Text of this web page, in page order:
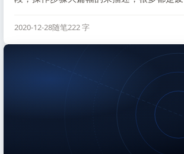
品经理”。
2020-12-28随笔222 字